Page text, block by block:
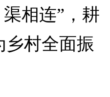
相连”，耕
乡村全面振